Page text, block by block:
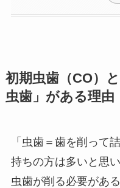
初期虫歯（CO）
虫歯」がある理由
「虫歯＝歯を削って
持ちの方は多いと思
虫歯が削る必要があ